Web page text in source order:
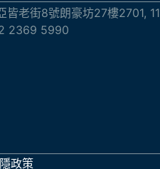
皆老街8號朗豪坊27樓2701,
2369 5990
政策